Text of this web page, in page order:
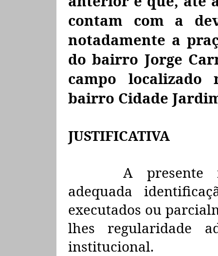
contam com a
notadamente a
do bairro Jorge
campo
bairro Cidade
JUSTIFICATIVA
A presente
adequada
executados ou
lhes regularidade
institucional.